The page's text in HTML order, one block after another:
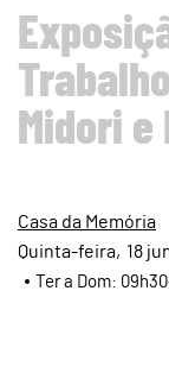
Midori e
Casa da Memória
18
Quinta
Ter a Dom: